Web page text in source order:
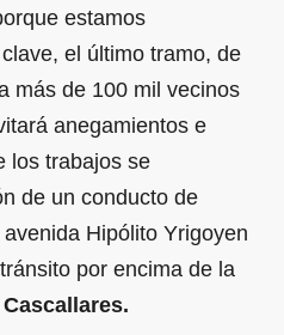
estamos
el último tramo, de
más de 100 mil vecinos
anegamientos e
los trabajos se
de un conducto de
Hipólito Yrigoyen
por encima de la